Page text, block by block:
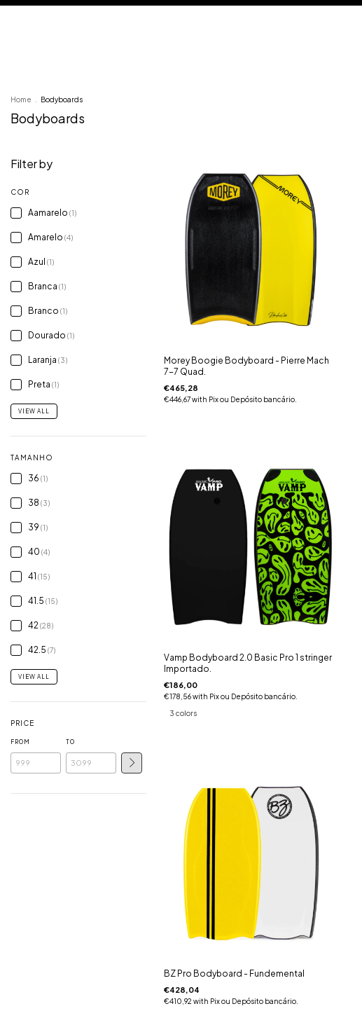
Home Bodyboards
Bodyboards
Filter by
COR
Aamarelo (1)
Amarelo (4)
Azul (1)
Branca (1)
Branco (1)
Dourado (1)
Laranja (3)
Preta (1)
VIEW ALL
TAMANHO
36 (1)
38 (3)
39 (1)
40 (4)
41 (15)
41.5 (15)
42(28)
42.5 (7)
VIEW ALL
PRICE
FROM TO
Morey Boogie Bodyboard - Pierre Mach
7-7 Quad.
€465,28
€446,67with Pix ou Depósito bancário.
Vamp Bodyboard 2.0 Basic Pro 1 stringer
Importado.
€186,00
€178,56with Pix ou Depósito bancário.
3 colors
BZ Pro Bodyboard - Fundemental
€428,04
€410,92 with Pix ou Depósito bancário.